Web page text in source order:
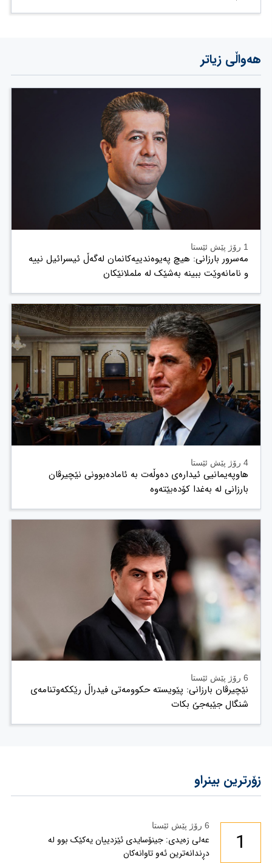
هەواڵی زیاتر
1 رۆژ پێش ئێستا
مەسرور بارزانی: هیچ پەیوەندییەکانمان لەگەڵ ئیسرائیل نییە
و نامانەوێت ببینە بەشێک لە ململانێکان
4 رۆژ پێش ئێستا
هاوپەیمانیی ئیدارەی دەوڵەت بە ئامادەبوونی نێچیرڤان
بارزانی لە بەغدا کۆدەبێتەوە
6 رۆژ پێش ئێستا
نێچیرڤان بارزانی: پێویستە حکوومەتی فیدراڵ رێککەوتنامەی
شنگال جێبەجێ بکات
زۆرترین بینراو
1
6 رۆژ پێش ئێستا
عەلی زەیدی: جینۆسایدی ئێزدییان یەکێک بوو لە
دڕندانەترین ئەو تاوانەکان